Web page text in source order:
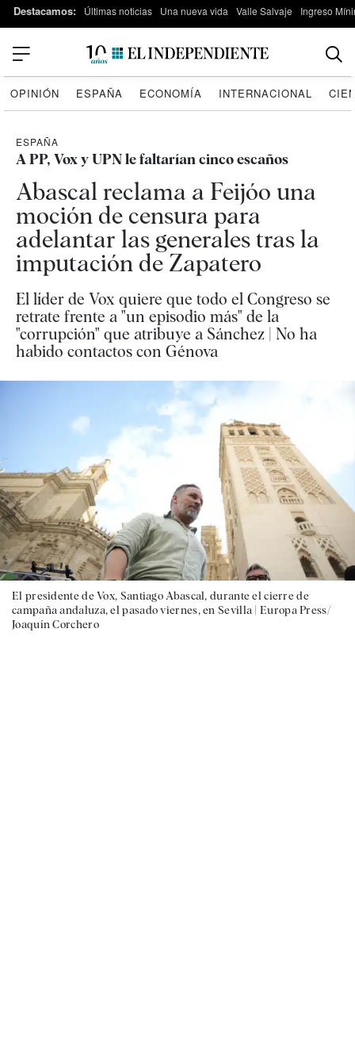
Destacamos: Últimas noticias Una nueva vida Valle Salvaje Ingreso
OPINIÓN ESPAÑA ECONOMÍA INTERNACIONAL
ESPAÑA
A PP, Vox y UPN le faltarían cinco escaños
Abascal reclama a Feijóo una
moción de censura para
adelantar las generales tras la
imputación de Zapatero
El líder de Vox quiere que todo el Congreso se
retrate frente a "un episodio más" de la
"corrupción" que atribuye a Sánchez | No ha
habido contactos con Génova
El presidente de Vox, Santiago Abascal, durante el cierre de
campaña andaluza, el pasado viernes, en Sevilla | Europa Press/
Joaquín Corchero